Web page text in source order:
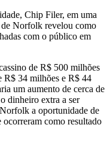
Chip Filer, em uma
de Norfolk revelou como
com o público em
de R$ 500 milhões
R$ 34 milhões e R$ 44
um aumento de cerca de
dinheiro extra a ser
a oportunidade de
ocorreram como resultado